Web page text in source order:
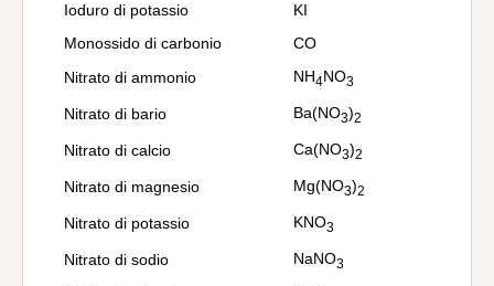
Ioduro di potassio
KI
Monossido di carbonio
CO
Nitrato di ammonio
NH4NO3
Nitrato di bario Ba(NO3)2
Nitrato di calcio Ca(NO3)2
Nitrato di magnesio Mg(NO3)2
Nitrato di potassio KNO3
Nitrato di sodio NaNO3